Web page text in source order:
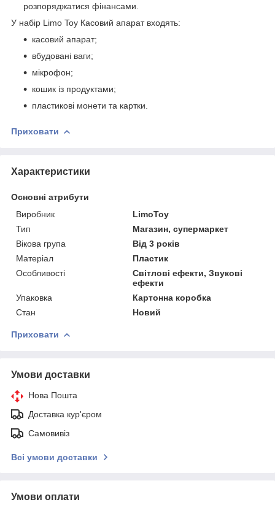
розпоряджатися фінансами.
У набір Limo Toy Касовий апарат входять:
касовий апарат;
вбудовані ваги;
мікрофон;
кошик із продуктами;
пластикові монети та картки.
Приховати
Характеристики
Основні атрибути
Виробник
LimoToy
Тип
Магазин, супермаркет
Вікова група
Від 3 років
Матеріал
Пластик
Особливості
Світлові ефекти, Звукові
ефекти
Упаковка
Картонна коробка
Стан
Новий
Приховати
Умови доставки
Нова Пошта
Доставка кур'єром
Самовивіз
Всі умови доставки
Умови оплати